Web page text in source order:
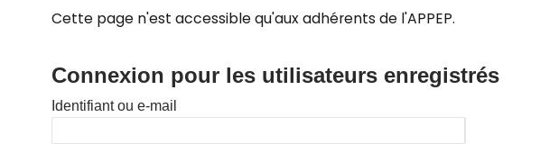
Cette page n'est accessible qu'aux adhérents de l'APPEP.
Connexion pour les utilisateurs enregistrés
Identifiant ou e-mail